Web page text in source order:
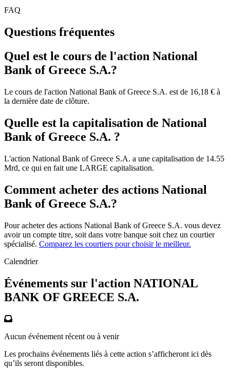
FAQ
Questions fréquentes
Quel est le cours de l'action National
Bank of Greece S.A.?
Le cours de l'action National Bank of Greece S.A. est de 16,18 € à
la dernière date de clôture.
Quelle est la capitalisation de National
Bank of Greece S.A. ?
L'action National Bank of Greece S.A. a une capitalisation de 14.55
Mrd, ce qui en fait une LARGE capitalisation.
Comment acheter des actions National
Bank of Greece S.A.?
Pour acheter des actions National Bank of Greece S.A. vous devez
avoir un compte titre, soit dans votre banque soit chez un courtier
spécialisé. Comparez les courtiers pour choisir le meilleur.
Calendrier
Événements sur l'action NATIONAL
BANK OF GREECE S.A.
Aucun événement récent ou à venir
Les prochains événements liés à cette action s’afficheront ici dès
qu’ils seront disponibles.